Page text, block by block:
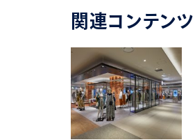
関連コンテンツ